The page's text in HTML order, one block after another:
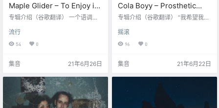
Maple Glider – To Enjoy is
the Only Thing – 2021
专辑介绍（谷歌翻译） 一个语调。
结构......这些小东西让你在做内省歌
曲和独立民谣时从人群中脱颖而
利亚人在返回墨尔本之前经过了布
ower、Adrianne Lenker、Angel Ol
sen、Julia Jacklin 或 Sharon…
流行
54 0
集音 21年6月26日
Cola Boyy – Prosthetic
Boombox – 2021【Q】
专辑介绍（谷歌翻译） “我希望我的
乌兰戈又名可乐博伊的雄心勃勃的
赌注非常成功。披着时髦迪斯科和
是在被阳光淹没的高速公路上的德
e Contemporaine、Turzi、Midnig
摇滚
96 0
集音 21年6月22日